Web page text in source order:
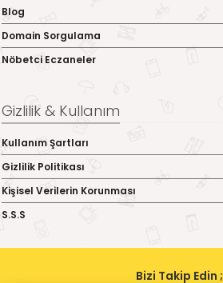
Blog
Domain Sorgulama
Nöbetci Eczaneler
Gizlilik & Kullanım
Kullanım Şartları
Gizlilik Politikası
Kişisel Verilerin Korunması
S.S.S
Bizi Takip Edin ;